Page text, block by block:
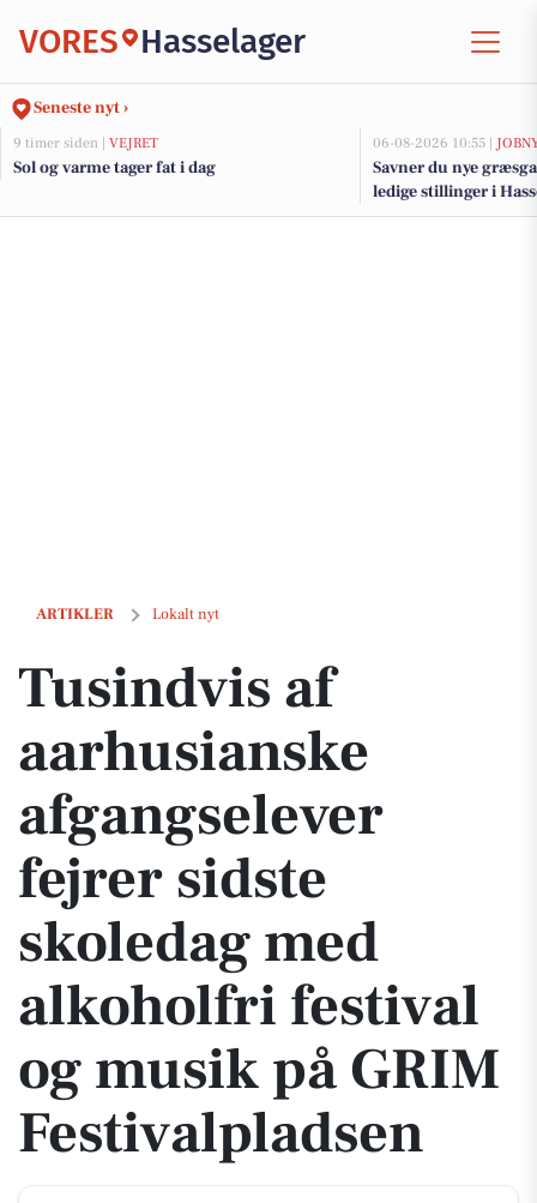
VORES Hasselager
Seneste nyt ›
9 timer siden | VEJRET
Sol og varme tager fat i dag
06-08-2026 10:55 |
Savner du nye
ledige stillinger i
ARTIKLER Lokalt nyt
Tusindvis af aarhusianske afgangselever fejrer sidste skoledag
Tusindvis af
aarhusianske
afgangselever
fejrer sidste
skoledag med
alkoholfri festival
og musik på GRIM
Festivalpladsen